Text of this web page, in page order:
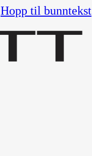
Hopp til bunntekst